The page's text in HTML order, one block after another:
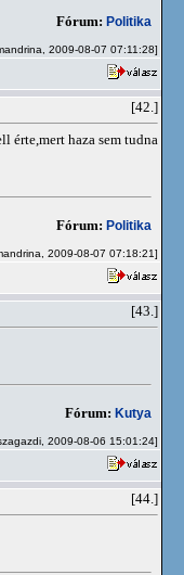
Fórum: Politika
2009-08-07 07:11:28]
[42.]
érte,mert haza sem tudna
Fórum: Politika
2009-08-07 07:18:21]
[43.]
Fórum: Kutya
2009-08-06 15:01:24]
[44.]